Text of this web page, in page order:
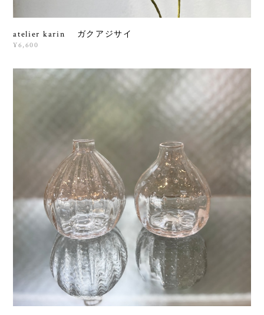
atelier karin ガクアジサイ
¥6,600